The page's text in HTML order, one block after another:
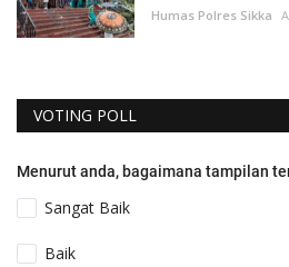
Humas Polres Sikka
VOTING POLL
Menurut anda, bagaimana tampilan
Sangat Baik
Baik